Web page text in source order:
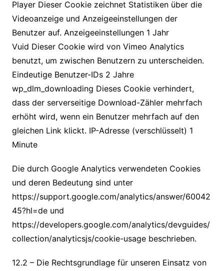
Player Dieser Cookie zeichnet Statistiken über die
Videoanzeige und Anzeigeeinstellungen der
Benutzer auf. Anzeigeeinstellungen 1 Jahr
Vuid Dieser Cookie wird von Vimeo Analytics
benutzt, um zwischen Benutzern zu unterscheiden.
Eindeutige Benutzer-IDs 2 Jahre
wp_dlm_downloading Dieses Cookie verhindert,
dass der serverseitige Download-Zähler mehrfach
erhöht wird, wenn ein Benutzer mehrfach auf den
gleichen Link klickt. IP-Adresse (verschlüsselt) 1
Minute
Die durch Google Analytics verwendeten Cookies
und deren Bedeutung sind unter
https://support.google.com/analytics/answer/60042
45?hl=de und
https://developers.google.com/analytics/devguides/
collection/analyticsjs/cookie-usage beschrieben.
12.2 – Die Rechtsgrundlage für unseren Einsatz von